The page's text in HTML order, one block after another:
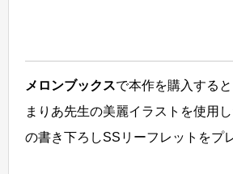
メロンブックスで本作を購入する
まりあ先生の美麗イラストを使用
の書き下ろしSSリーフレットをプ